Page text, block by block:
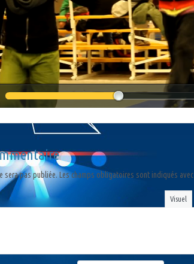
sera pas publiée. Les champs obligatoires sont indiqués avec
Visuel